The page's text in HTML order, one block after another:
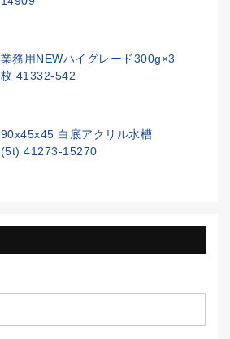
業務用NEWハイグレード300g×3
枚 41332-542
90x45x45 白底アクリル水槽
(5t) 41273-15270